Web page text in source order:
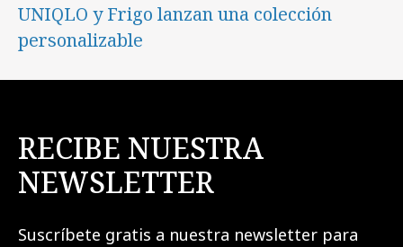
UNIQLO y Frigo lanzan una colección
personalizable
RECIBE NUESTRA
NEWSLETTER
Suscríbete gratis a nuestra newsletter para